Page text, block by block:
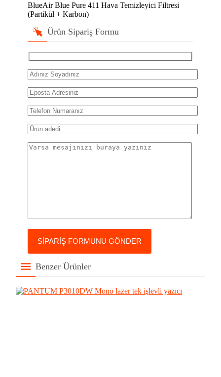
BlueAir Blue Pure 411 Hava Temizleyici Filtresi
(Partikül + Karbon)
Ürün Sipariş Formu
Benzer Ürünler